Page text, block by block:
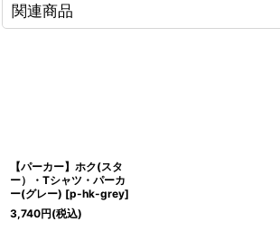
関連商品
【パーカー】ホク(スタ
ー）・Tシャツ・パーカ
ー(グレー) [p-hk-grey]
3,740円(税込)